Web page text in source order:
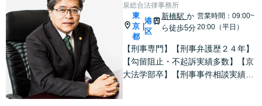
泉総合法律事務所
東
京
都
|
港
区
新橋駅か
ら徒歩5分
営業時間：09:00~
20:00（平日）
【刑事専門】【刑事弁護歴２４年】
【勾留阻止・不起訴実績多数】【京
大法学部卒】【刑事事件相談実績77